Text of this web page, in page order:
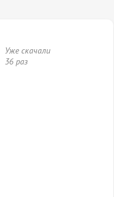
Уже скачали
36 раз